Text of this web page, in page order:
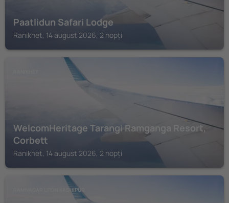
Paatlidun Safari Lodge
Ranikhet, 14 august 2026, 2 nopți
WelcomHeritage Tarangi Ramganga Resort,
Corbett
Ranikhet, 14 august 2026, 2 nopți
RAMNAGAR UPON KASHIPUR